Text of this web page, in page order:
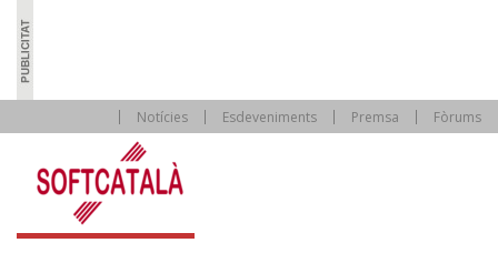
Notícies Esdeveniments Premsa Fòrums